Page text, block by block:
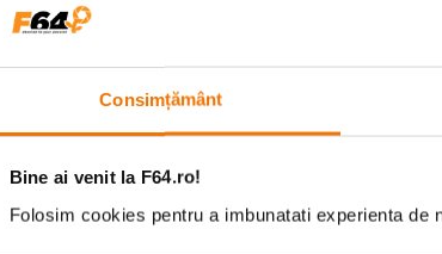
Consimțământ
Bine ai venit la F64.ro!
Folosim cookies pentru a imbunatati experienta de
Rucsacuri Troller